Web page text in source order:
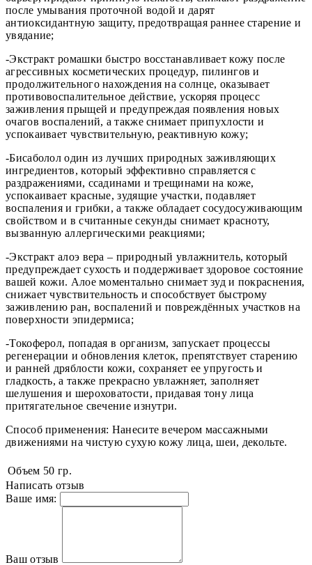
после умывания проточной водой и дарят
антиоксидантную защиту, предотвращая раннее старение и
увядание;
-Экстракт ромашки быстро восстанавливает кожу после
агрессивных косметических процедур, пилингов и
продолжительного нахождения на солнце, оказывает
противовоспалительное действие, ускоряя процесс
заживления прыщей и предупреждая появления новых
очагов воспалений, а также снимает припухлости и
успокаивает чувствительную, реактивную кожу;
-Бисаболол один из лучших природных заживляющих
ингредиентов, который эффективно справляется с
раздражениями, ссадинами и трещинами на коже,
успокаивает красные, зудящие участки, подавляет
воспаления и грибки, а также обладает сосудосуживающим
свойством и в считанные секунды снимает красноту,
вызванную аллергическими реакциями;
-Экстракт алоэ вера – природный увлажнитель, который
предупреждает сухость и поддерживает здоровое состояние
вашей кожи. Алое моментально снимает зуд и покраснения,
снижает чувствительность и способствует быстрому
заживлению ран, воспалений и повреждённых участков на
поверхности эпидермиса;
-Токоферол, попадая в организм, запускает процессы
регенерации и обновления клеток, препятствует старению
и ранней дряблости кожи, сохраняет ее упругость и
гладкость, а также прекрасно увлажняет, заполняет
шелушения и шероховатости, придавая тону лица
притягательное свечение изнутри.
Способ применения: Нанесите вечером массажными
движениями на чистую сухую кожу лица, шеи, декольте.
Объем 50 гр.
Написать отзыв
Ваше имя:
Ваш отзыв